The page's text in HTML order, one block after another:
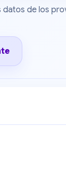
datos de los